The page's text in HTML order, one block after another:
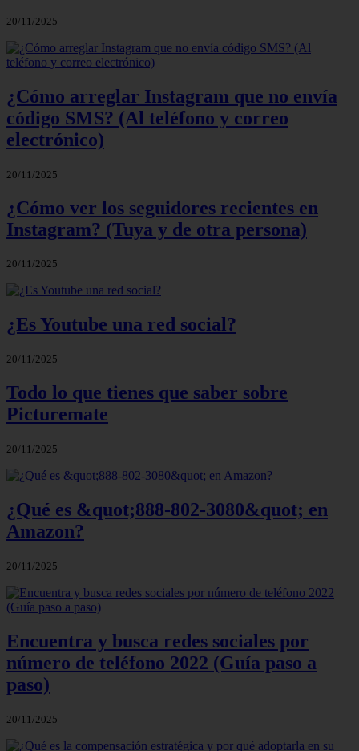
20/11/2025
¿Cómo arreglar Instagram que no envía
código SMS? (Al teléfono y correo
electrónico)
20/11/2025
¿Cómo ver los seguidores recientes en
Instagram? (Tuya y de otra persona)
20/11/2025
¿Es Youtube una red social?
20/11/2025
Todo lo que tienes que saber sobre
Picturemate
20/11/2025
¿Qué es &quot;888-802-3080&quot; en
Amazon?
20/11/2025
Encuentra y busca redes sociales por
número de teléfono 2022 (Guía paso a
paso)
20/11/2025